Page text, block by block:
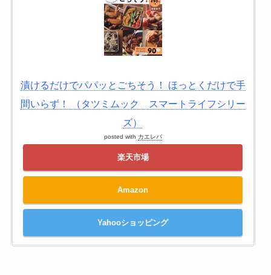
漬けるだけでパパッとごちそう！ ほっとくだけで手
間いらず！ （タツミムック スマートライフシリー
ズ）
posted with カエレバ
楽天市場
Amazon
Yahooショッピング